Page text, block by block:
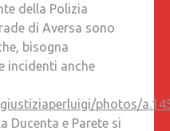
della Polizia
di Aversa sono
bisogna
incidenti anche
photos/
Ducenta e Parete si